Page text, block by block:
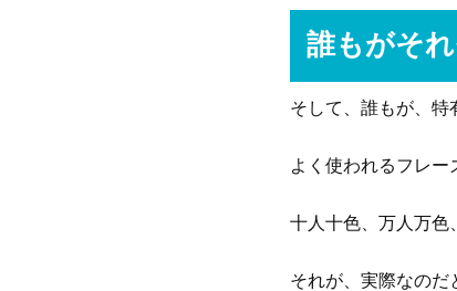
誰もがそ
そして、誰もが、特
よく使われるフレー
十人十色、万人万色
それが、実際なのだ